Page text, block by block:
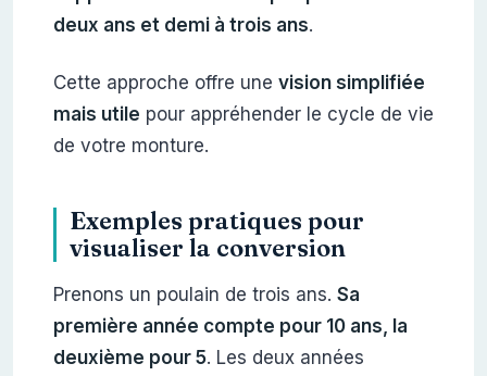
deux ans et demi à trois ans.
Cette approche offre une vision simplifiée
mais utile pour appréhender le cycle de vie
de votre monture.
Exemples pratiques pour
visualiser la conversion
Prenons un poulain de trois ans. Sa
première année compte pour 10 ans, la
deuxième pour 5. Les deux années